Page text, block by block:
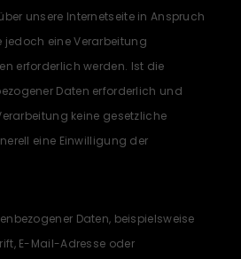
unsere Internetseite in Anspruch
eine Verarbeitung
erforderlich werden. Ist die
Daten erforderlich und
keine gesetzliche
eine Einwilligung der
Daten, beispielsweise
E-Mail-Adresse oder